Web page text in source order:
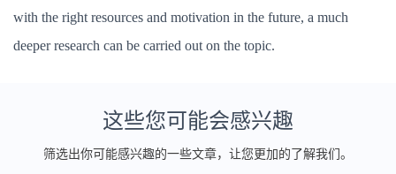
with the right resources and motivation in the future, a much
deeper research can be carried out on the topic.
这些您可能会感兴趣
筛选出你可能感兴趣的一些文章，让您更加的了解我们。